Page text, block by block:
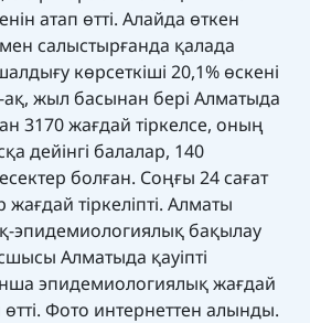
атап өтті. Алайда өткен
салыстырғанда қалада
көрсеткіші 20,1% өскені
жыл басынан бері Алматыда
3170 жағдай тіркелсе, оның
дейінгі балалар, 140
болған. Соңғы 24 сағат
жағдай тіркеліпті. Алматы
эпидемиологиялық бақылау
Алматыда қауіпті
эпидемиологиялық жағдай
өтті. Фото интернеттен алынды.